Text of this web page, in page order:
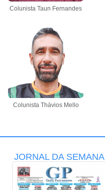
Colunista Taun Fernandes
Colunista Thávios Mello
JORNAL DA SEMANA